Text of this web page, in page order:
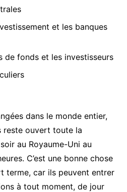
et les banques
de fonds et les investisseurs
dans le monde entier,
reste ouvert toute la
au Royaume-Uni au
C’est une bonne chose
terme, car ils peuvent entrer
à tout moment, de jour